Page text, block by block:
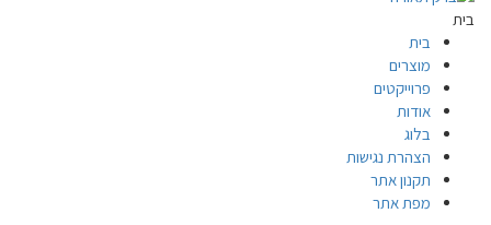
בית
בית
מוצרים
פרוייקטים
אודות
בלוג
הצהרת נגישות
תקנון אתר
מפת אתר